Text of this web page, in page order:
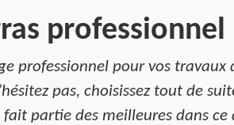
professionnel
professionnel pour vos
pas, choisissez tout de
partie des meilleures dans